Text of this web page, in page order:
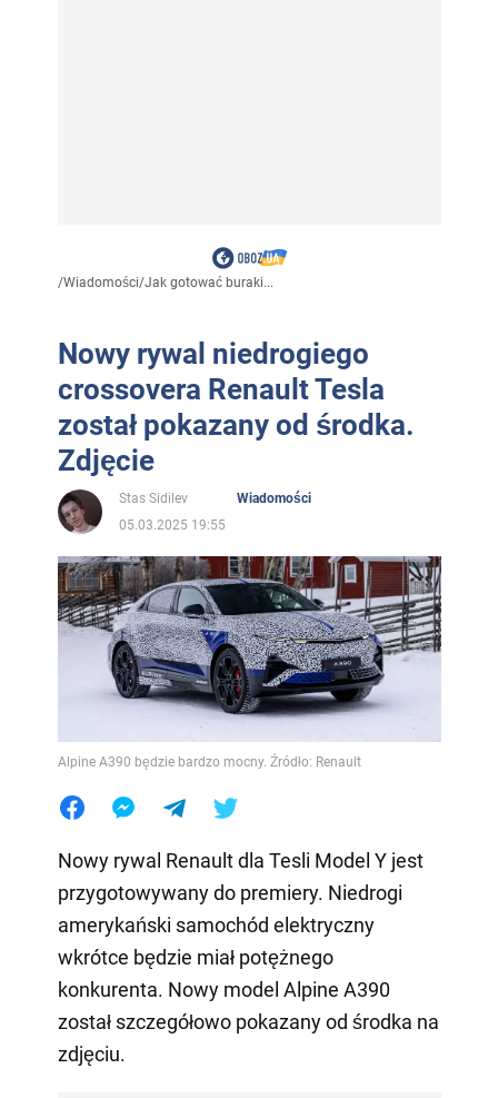
/Wiadomości/Jak gotować buraki...
Nowy rywal niedrogiego
crossovera Renault Tesla
został pokazany od środka.
Zdjęcie
Stas Sidilev
Wiadomości
05.03.2025 19:55
Alpine A390 będzie bardzo mocny. Źródło: Renault
Nowy rywal Renault dla Tesli Model Y jest
przygotowywany do premiery. Niedrogi
amerykański samochód elektryczny
wkrótce będzie miał potężnego
konkurenta. Nowy model Alpine A390
został szczegółowo pokazany od środka na
zdjęciu.